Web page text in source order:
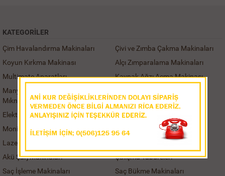
KATEGORILER
Çim Havalandırma Makinaları
Çivi ve Zımba Çakma Makinaları
Koyun Kırkma Makinası
Alçı Zımparalama Makinaları
Multimate Aparatları
Kaynak Ağzı Açma Makinası
Manyetik Kaldırma ve Taşıma
Mıknatısları
Elektrikli Somun Sıkmalar
Profil Kesme Makinaları
Monitörler ve Kayıt Cihazları
Tamburlar ve Kameralar
Lazer Termometreler
Akü Şarj Makinaları
Çalışma Tabureleri
Saç İşleme Makinaları
Saç Bükme Makinaları